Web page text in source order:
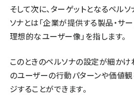
そして次に、ターゲットとなるペル
ソナとは「企業が提供する製品・サ
理想的なユーザー像」を指します。
このときのペルソナの設定が細かけ
のユーザーの行動パターンや価値
ジすることができます。